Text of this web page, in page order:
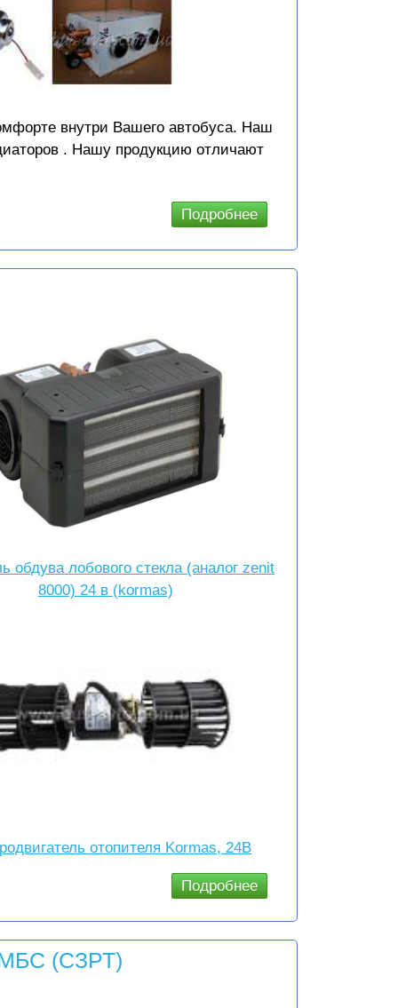
внутри Вашего автобуса. Наш
. Нашу продукцию отличают
Подробнеео
Специальное
сезонное
отопители и
обдува лобового стекла (аналог zenit
8000) 24 в (kormas)
отопителя Kormas, 24В
Подробнеео Сезонное
предложение
(2019)
МБС (СЗРТ)